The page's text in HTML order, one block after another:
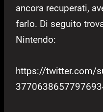
ancora recuperati,
farlo. Di seguito
Nintendo:
https://twitter.com/